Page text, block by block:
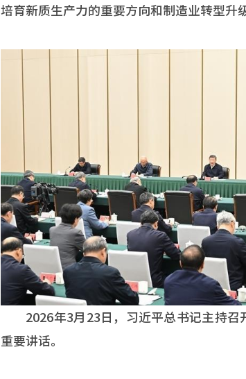
培育新质生产力的重要方向和制造业转型升
2026年3月23日，习近平总书记主持
重要讲话。